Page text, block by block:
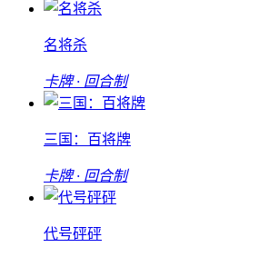
名将杀
卡牌 · 回合制
三国：百将牌
卡牌 · 回合制
代号砰砰